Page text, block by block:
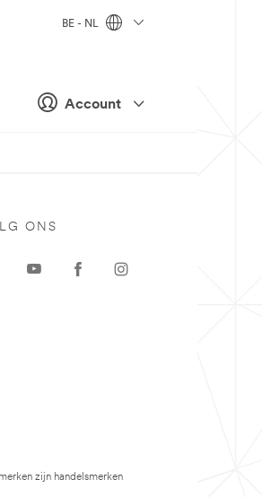
Account
BE - NL
ONS
zijn handelsmerken